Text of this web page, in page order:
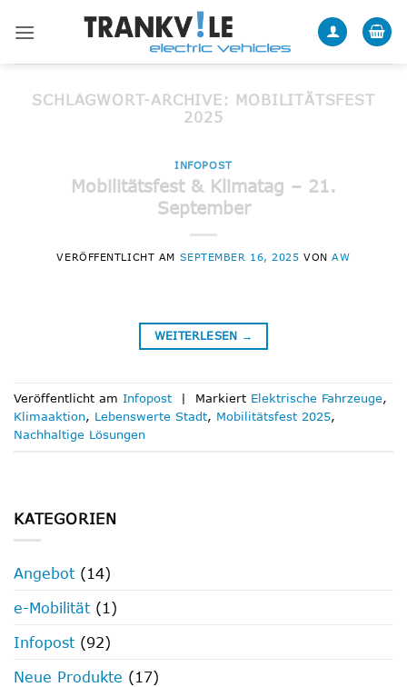
Inhalt
SCHLAGWORT-ARCHIVE: MOBILITÄTSFEST
2025
INFOPOST
Mobilitätsfest & Klimatag – 21.
September
VERÖFFENTLICHT AM SEPTEMBER 16, 2025 VON AW
WEITERLESEN →
Veröffentlicht am Infopost | Markiert Elektrische Fahrzeuge,
Klimaaktion, Lebenswerte Stadt, Mobilitätsfest 2025,
Nachhaltige Lösungen
KATEGORIEN
Angebot (14)
e-Mobilität (1)
Infopost (92)
Neue Produkte (17)